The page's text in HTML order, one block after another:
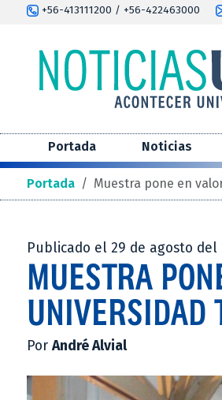
+56-413111200 / +56-422463000
Portada Noticias
Portada / Muestra pone en
Publicado el 29 de agosto del
MUESTRA
UNIVERSIDAD
Por André Alvial